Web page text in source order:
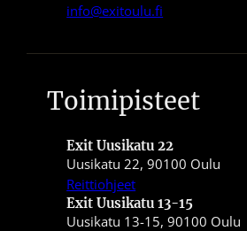
info@exitoulu.fi
Toimipisteet
Exit Uusikatu 22
Uusikatu 22, 90100 Oulu
Reittiohjeet
Exit Uusikatu 13-15
Uusikatu 13-15, 90100 Oulu